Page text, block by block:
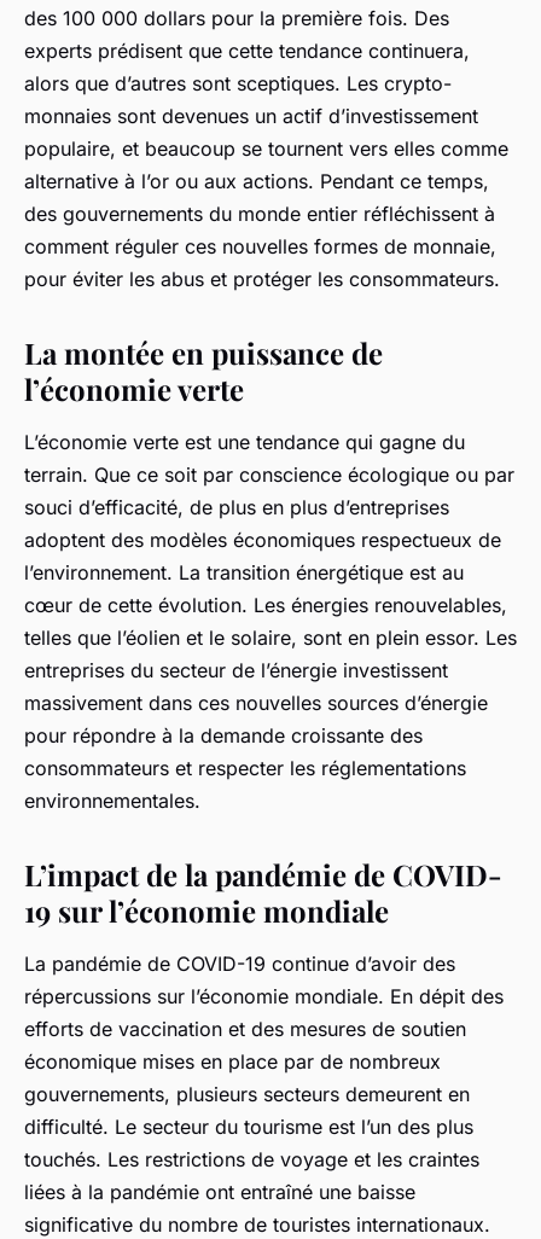
des 100 000 dollars pour la première fois. Des
experts prédisent que cette tendance continuera,
alors que d’autres sont sceptiques. Les crypto-
monnaies sont devenues un actif d’investissement
populaire, et beaucoup se tournent vers elles comme
alternative à l’or ou aux actions. Pendant ce temps,
des gouvernements du monde entier réfléchissent à
comment réguler ces nouvelles formes de monnaie,
pour éviter les abus et protéger les consommateurs.
La montée en puissance de
l’économie verte
L’économie verte est une tendance qui gagne du
terrain. Que ce soit par conscience écologique ou par
souci d’efficacité, de plus en plus d’entreprises
adoptent des modèles économiques respectueux de
l’environnement. La transition énergétique est au
cœur de cette évolution. Les énergies renouvelables,
telles que l’éolien et le solaire, sont en plein essor. Les
entreprises du secteur de l’énergie investissent
massivement dans ces nouvelles sources d’énergie
pour répondre à la demande croissante des
consommateurs et respecter les réglementations
environnementales.
L’impact de la pandémie de COVID-
19 sur l’économie mondiale
La pandémie de COVID-19 continue d’avoir des
répercussions sur l’économie mondiale. En dépit des
efforts de vaccination et des mesures de soutien
économique mises en place par de nombreux
gouvernements, plusieurs secteurs demeurent en
difficulté. Le secteur du tourisme est l’un des plus
touchés. Les restrictions de voyage et les craintes
liées à la pandémie ont entraîné une baisse
significative du nombre de touristes internationaux.